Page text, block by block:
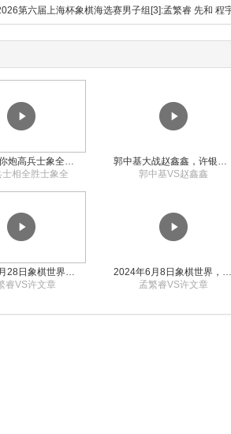
第六届上海杯象棋海选赛男子组[3]:孟繁睿 先和 程
士相全胜士象全
郭中基VS赵鑫鑫
2024年9月28日象棋世界栏目，刘君、蒋川讲解了第九届杨官璘杯象棋公开赛孟繁睿与许文章的对局
睿VS许文章
2024年6月8日象棋世界，刘君、蒋川讲解了第九届杨官璘杯全国象棋公开赛孟繁睿与许文章的对局
孟繁睿VS许文章